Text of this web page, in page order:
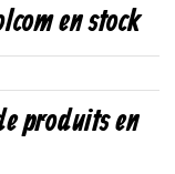
en stock
produits en